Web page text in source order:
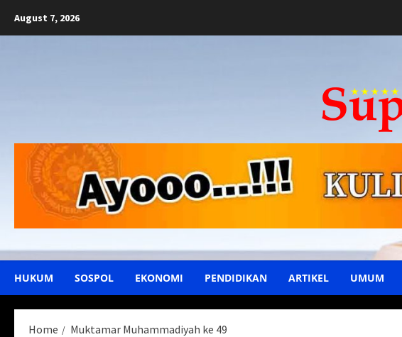
August 7, 2026
HUKUM SOSPOL EKONOMI PENDIDIKAN ARTIKEL UMUM
Home Muktamar Muhammadiyah ke 49